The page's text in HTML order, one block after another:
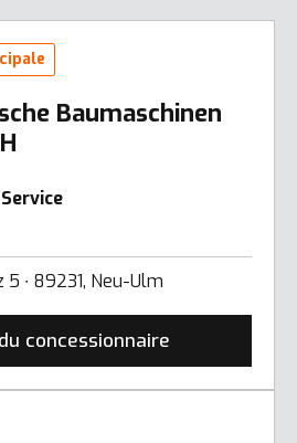
Baumaschinen
∙ 89231, Neu-Ulm
concessionnaire